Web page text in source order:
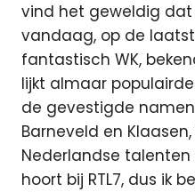
vind het geweldig
vandaag, op de
fantastisch WK,
lijkt almaar
de gevestigde
Barneveld en
Nederlandse
hoort bij RTL7, dus ik